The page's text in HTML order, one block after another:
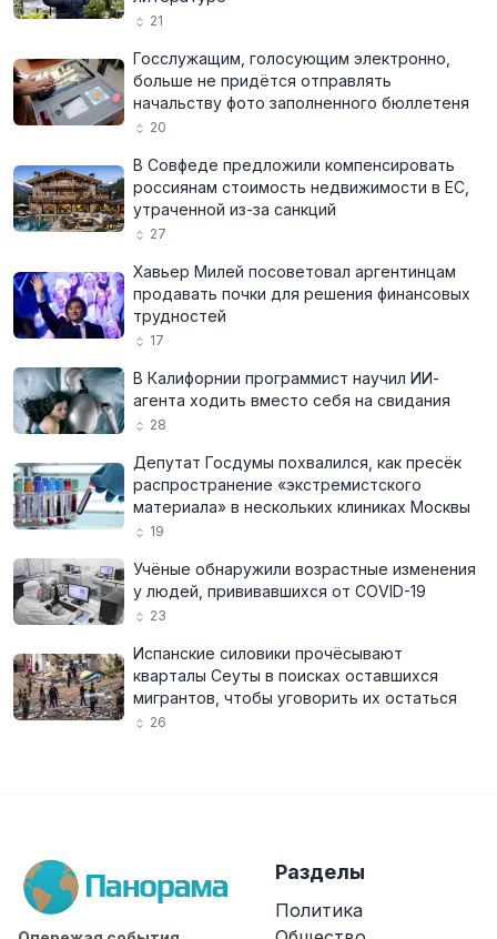
21
Госслужащим, голосующим электронно,
больше не придётся отправлять
начальству фото заполненного бюллетеня
20
В Совфеде предложили компенсировать
россиянам стоимость недвижимости в ЕС,
утраченной из-за санкций
27
Хавьер Милей посоветовал аргентинцам
продавать почки для решения финансовых
трудностей
17
В Калифорнии программист научил ИИ-
агента ходить вместо себя на свидания
28
Депутат Госдумы похвалился, как пресёк
распространение «экстремистского
материала» в нескольких клиниках Москвы
19
Учёные обнаружили возрастные изменения
у людей, прививавшихся от COVID-19
23
Испанские силовики прочёсывают
кварталы Сеуты в поисках оставшихся
мигрантов, чтобы уговорить их остаться
26
Разделы
Политика